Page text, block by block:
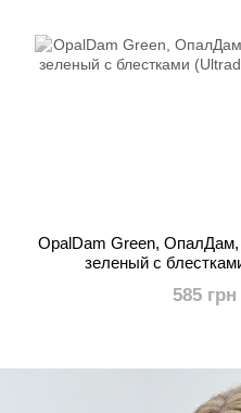
OpalDam Green,
зеленый с
585 грн